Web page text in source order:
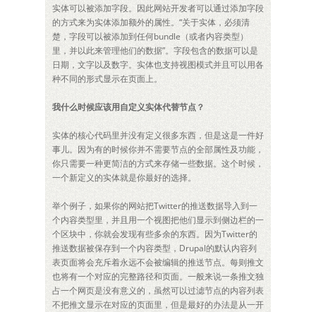
实体可以被添加字段。因此网站开发者可以通过添加字段
的方式来为实体添加额外的属性。“关于实体，必须清
楚，字段可以被添加到任何bundle（或者内容类型）
里，并以此来管理他们的数据”。字段包含的数据可以是
日期，文字以及数字。实体也支持视图模式并且可以用各
种不同的形式显示在页面上。
我什么时候应该用自定义实体代替节点？
实体的核心代码里并没有定义很多东西，但是这是一件好
事儿。因为有的时候你并不需要节点的全部属性及功能，
你只需要一种更简洁的方式来存储一些数据。这个时候，
一个新定义的实体就是你最好的选择。
举个例子，如果你的网站把Twitter的推送数据导入到一
个内容类型里，并且用一个视图把他们显示到侧边栏的一
个区块中，你就会发现有些多余的东西。因为Twitter的
推送数据被保存到一个内容类型，Drupal的默认内容列
表页面将会充斥着永远不会被编辑的推送节点。每则推文
也将有一个对应的完整路径和页面。一般来说一条推文独
占一个网页是没有意义的，虽然可以过滤节点的内容列表
不把推文显示在对应的页面里，但是最好的办法是从一开